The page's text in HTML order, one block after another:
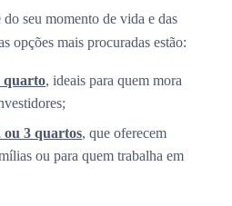
seu momento de vida e das
opções mais procuradas estão:
quarto, ideais para quem mora
ou 3 quartos, que oferecem
ou para quem trabalha em